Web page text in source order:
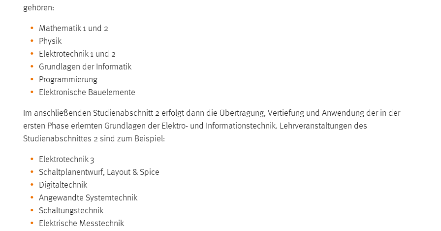
gehören:
Mathematik 1 und 2
Physik
Elektrotechnik 1 und 2
Grundlagen der Informatik
Programmierung
Elektronische Bauelemente
Im anschließenden Studienabschnitt 2 erfolgt dann die Übertragung, Vertiefung und Anwendung der in der
ersten Phase erlernten Grundlagen der Elektro- und Informationstechnik. Lehrveranstaltungen des
Studienabschnittes 2 sind zum Beispiel:
Elektrotechnik 3
Schaltplanentwurf, Layout & Spice
Digitaltechnik
Angewandte Systemtechnik
Schaltungstechnik
Elektrische Messtechnik